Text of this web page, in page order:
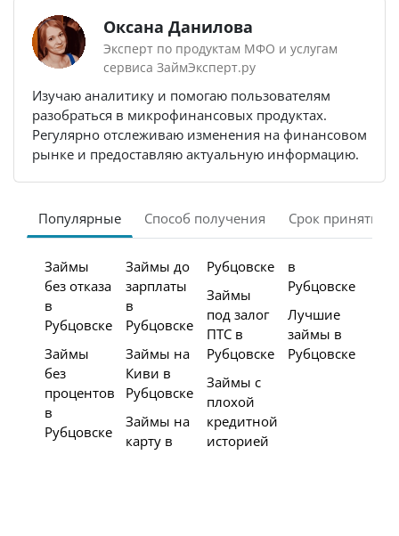
Оксана Данилова
Эксперт по продуктам МФО и услугам
сервиса ЗаймЭксперт.ру
Изучаю аналитику и помогаю пользователям
разобраться в микрофинансовых продуктах.
Регулярно отслеживаю изменения на финансовом
рынке и предоставляю актуальную информацию.
Популярные Способ получения Срок принятия
Займы
без отказа
в
Рубцовске
Займы
без
процентов
в
Рубцовске
Займы до
зарплаты
в
Рубцовске
Займы на
Киви в
Рубцовске
Займы на
карту в
Рубцовске
Займы
под залог
ПТС в
Рубцовске
Займы с
плохой
кредитной
историей
в
Рубцовске
Лучшие
займы в
Рубцовске